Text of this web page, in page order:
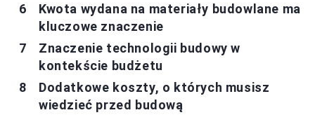
Kwota wydana na materiały budowlane ma
kluczowe znaczenie
Znaczenie technologii budowy w
kontekście budżetu
Dodatkowe koszty, o których musisz
wiedzieć przed budową